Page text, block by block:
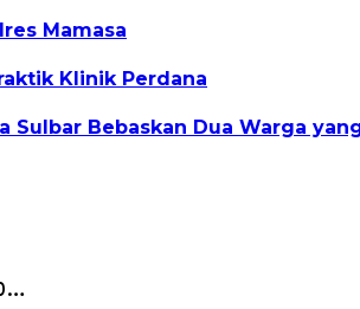
Mamasa
Klinik Perdana
Sulbar Bebaskan Dua Warga